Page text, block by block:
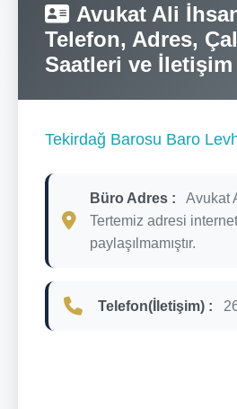
Avukat Ali
Telefon, Adres,
Saatleri ve
Tekirdağ Barosu Baro
Büro Adres :
Avukat
Tertemiz adresi
paylaşılmamıştır.
Telefon(İletişim) :